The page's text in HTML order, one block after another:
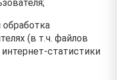
обработка
(в т.ч. файлов
статистики